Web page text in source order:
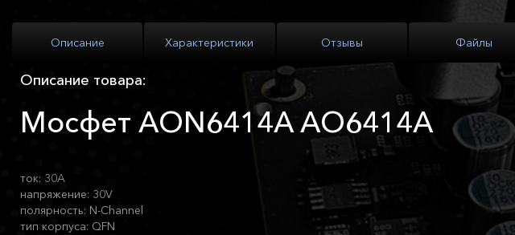
Описание Характеристики Отзывы Файлы
Описание товара:
Мосфет AON6414A AO6414A
ток: 30A
напряжение: 30V
полярность: N-Channel
тип корпуса: QFN